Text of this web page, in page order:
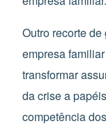
Outro recorte
empresa
transformar
da crise a
competência